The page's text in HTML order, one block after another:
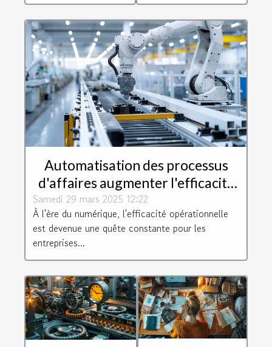
Automatisation des processus
d'affaires augmenter l'efficacité
opérationnelle dans votre
entreprise
Samedi 29 mars 2025 12:22
À l'ère du numérique, l'efficacité opérationnelle
est devenue une quête constante pour les
entreprises...